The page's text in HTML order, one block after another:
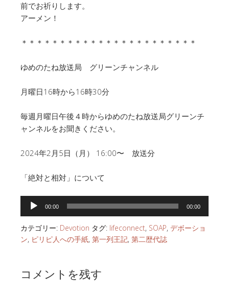
前でお祈りします。
アーメン！
＊＊＊＊＊＊＊＊＊＊＊＊＊＊＊＊＊＊＊＊＊＊＊
ゆめのたね放送局 グリーンチャンネル
月曜日16時から16時30分
毎週月曜日午後４時からゆめのたね放送局グリーンチ
ャンネルをお聞きください。
2024年2月5日（月） 16:00〜 放送分
「絶対と相対」について
声
プ
レ
ー
00:00 00:00
カテゴリー: Devotion タグ: lifeconnect, SOAP, デボーショ
ン, ピリピ人への手紙, 第一列王記, 第二歴代誌
コメントを残す